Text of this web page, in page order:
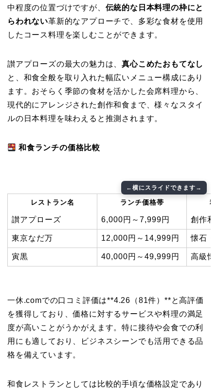
中程度の位置づけですが、 伝統的な日本料理の枠にと
らわれない革新的なアプローチで、多彩な食材を使用
したコース料理を楽しむことができます。
讃アプローズの最大の魅力は、真心こめたおもてなし
と、和食全般を取り入れた幅広いメニュー構成にあり
ます。おそらく季節の食材を活かした会席料理から、
現代的にアレンジされた創作和食まで、様々なスタイ
ルの日本料理を味わえると推測されます。
和食ランチの価格比較
レストラン名 ランチ価格帯
讃アプローズ 6,000円～7,999円 創作和
東京なだ万 12,000円～14,999円 懐石・
寅黒 40,000円～49,999円 高級懐
一休.comでの口コミ評価は**4.26（81件）**と高評価
を獲得しており、価格に対するサービスや料理の満足
度が高いことがうかがえます。特に接待や会食での利
用にも適しており、ビジネスシーンでも活用できる品
格を備えています。
和食レストランとしては比較的手頃な価格設定であり